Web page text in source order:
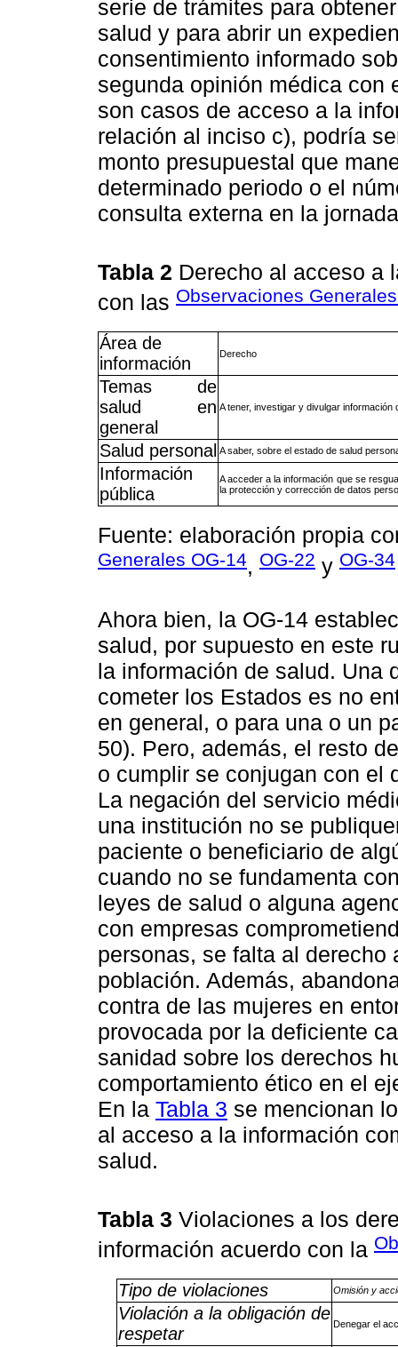
serie de trámites para
salud y para abrir un
consentimiento informado
segunda opinión médica con
son casos de acceso a la
relación al inciso c), podría
monto presupuestal que
determinado periodo o el
consulta externa en la
Tabla 2 Derecho al acceso a
con las Observaciones
Área de
información
Derecho
Temas de
salud en
general
A tener, investigar y divulgar información
Salud personal A saber, sobre el estado de salud
Información
pública
A acceder a la información que se
la protección y corrección de datos
Fuente: elaboración propia
Generales OG-14, OG-22 y OG-34
Ahora bien, la OG-14
salud, por supuesto en este
la información de salud. Una
cometer los Estados es no
en general, o para una o un
50). Pero, además, el resto
o cumplir se conjugan con el
La negación del servicio
una institución no se
paciente o beneficiario de
cuando no se fundamenta
leyes de salud o alguna
con empresas
personas, se falta al
población. Además,
contra de las mujeres en
provocada por la deficiente
sanidad sobre los derechos
comportamiento ético en el
En la Tabla 3 se mencionan
al acceso a la información
salud.
Tabla 3 Violaciones a los
información acuerdo con la
Tipo de violaciones Omisión y
Violación a la obligación de
respetar
Denegar el